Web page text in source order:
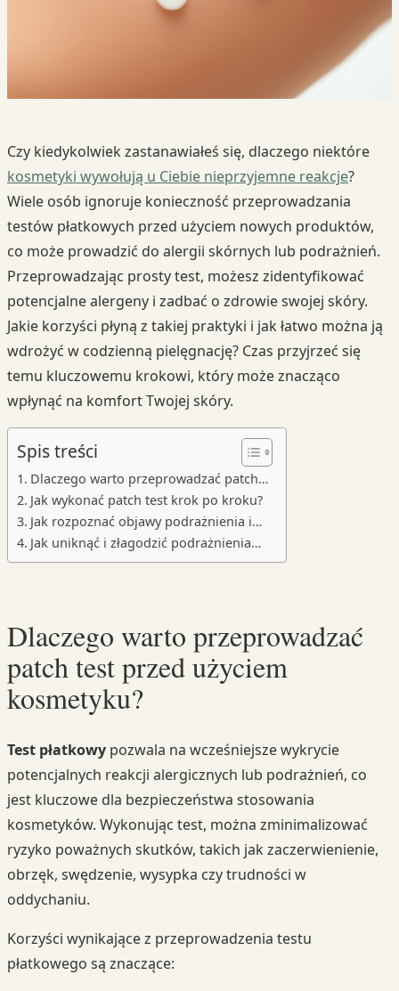
Czy kiedykolwiek zastanawiałeś się, dlaczego niektóre
kosmetyki wywołują u Ciebie nieprzyjemne reakcje?
Wiele osób ignoruje konieczność przeprowadzania
testów płatkowych przed użyciem nowych produktów,
co może prowadzić do alergii skórnych lub podrażnień.
Przeprowadzając prosty test, możesz zidentyfikować
potencjalne alergeny i zadbać o zdrowie swojej skóry.
Jakie korzyści płyną z takiej praktyki i jak łatwo można ją
wdrożyć w codzienną pielęgnację? Czas przyjrzeć się
temu kluczowemu krokowi, który może znacząco
wpłynąć na komfort Twojej skóry.
Spis treści
Dlaczego warto przeprowadzać patch…
Jak wykonać patch test krok po kroku?
Jak rozpoznać objawy podrażnienia i…
Jak uniknąć i złagodzić podrażnienia…
Dlaczego warto przeprowadzać
patch test przed użyciem
kosmetyku?
Test płatkowy pozwala na wcześniejsze wykrycie
potencjalnych reakcji alergicznych lub podrażnień, co
jest kluczowe dla bezpieczeństwa stosowania
kosmetyków. Wykonując test, można zminimalizować
ryzyko poważnych skutków, takich jak zaczerwienienie,
obrzęk, swędzenie, wysypka czy trudności w
oddychaniu.
Korzyści wynikające z przeprowadzenia testu
płatkowego są znaczące: